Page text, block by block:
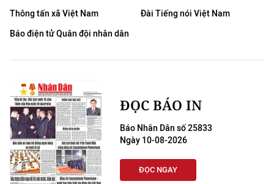
Thông tấn xã Việt Nam
Đài Tiếng nói Việt Nam
Báo điện tử Quân đội nhân dân
ĐỌC BÁO IN
Báo Nhân Dân số 25833
Ngày 10-08-2026
ĐỌC NGAY